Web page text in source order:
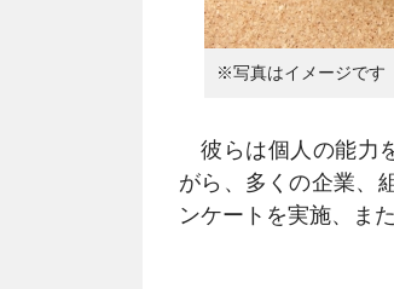
※写真はイメージです
彼らは個人の能力
がら、多くの企業、
ンケートを実施、ま